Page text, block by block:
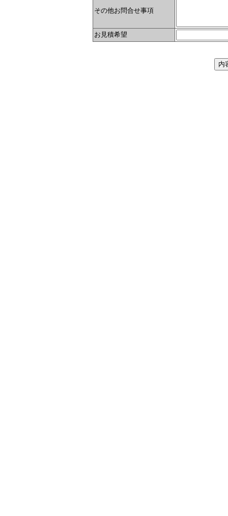
その他お問合せ事項
お見積希望